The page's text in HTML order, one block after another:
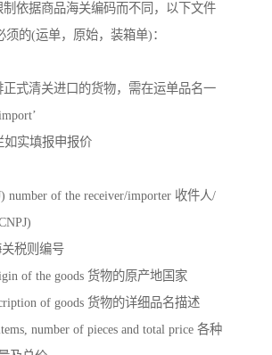
依据商品海关编码而不同，以下文件
须的(运单，原始，装箱单)：
正式清关进口的货物，需在运单品名一
如实填报申报价
number of the receiver/importer 收件人/
税则编号
of the goods 货物的原产地国家
of goods 货物的详细品名描述
number of pieces and total price 各种